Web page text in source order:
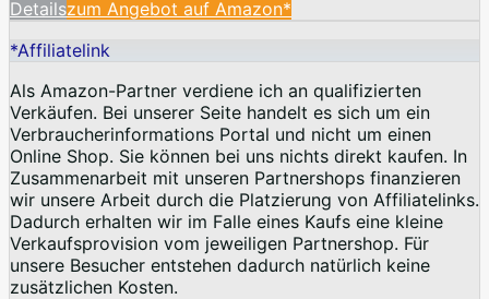
Detailszum Angebot auf Amazon*
*Affiliatelink
Als Amazon-Partner verdiene ich an qualifizierten
Verkäufen. Bei unserer Seite handelt es sich um ein
Verbraucherinformations Portal und nicht um einen
Online Shop. Sie können bei uns nichts direkt kaufen. In
Zusammenarbeit mit unseren Partnershops finanzieren
wir unsere Arbeit durch die Platzierung von Affiliatelinks.
Dadurch erhalten wir im Falle eines Kaufs eine kleine
Verkaufsprovision vom jeweiligen Partnershop. Für
unsere Besucher entstehen dadurch natürlich keine
zusätzlichen Kosten.